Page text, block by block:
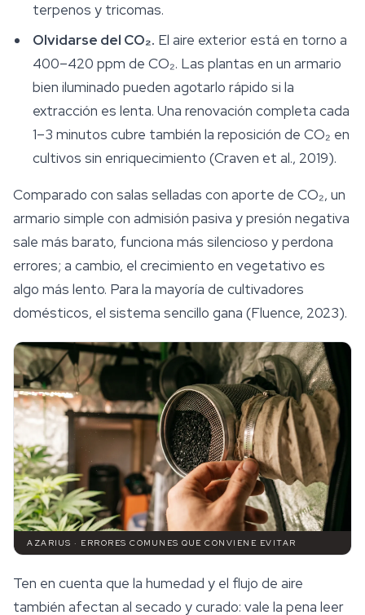
terpenos y tricomas.
Olvidarse del CO₂. El aire exterior está en torno a
400–420 ppm de CO₂. Las plantas en un armario
bien iluminado pueden agotarlo rápido si la
extracción es lenta. Una renovación completa cada
1–3 minutos cubre también la reposición de CO₂ en
cultivos sin enriquecimiento (Craven et al., 2019).
Comparado con salas selladas con aporte de CO₂, un
armario simple con admisión pasiva y presión negativa
sale más barato, funciona más silencioso y perdona
errores; a cambio, el crecimiento en vegetativo es
algo más lento. Para la mayoría de cultivadores
domésticos, el sistema sencillo gana (Fluence, 2023).
AZARIUS · ERRORES COMUNES QUE CONVIENE EVITAR
Ten en cuenta que la humedad y el flujo de aire
también afectan al secado y curado: vale la pena leer